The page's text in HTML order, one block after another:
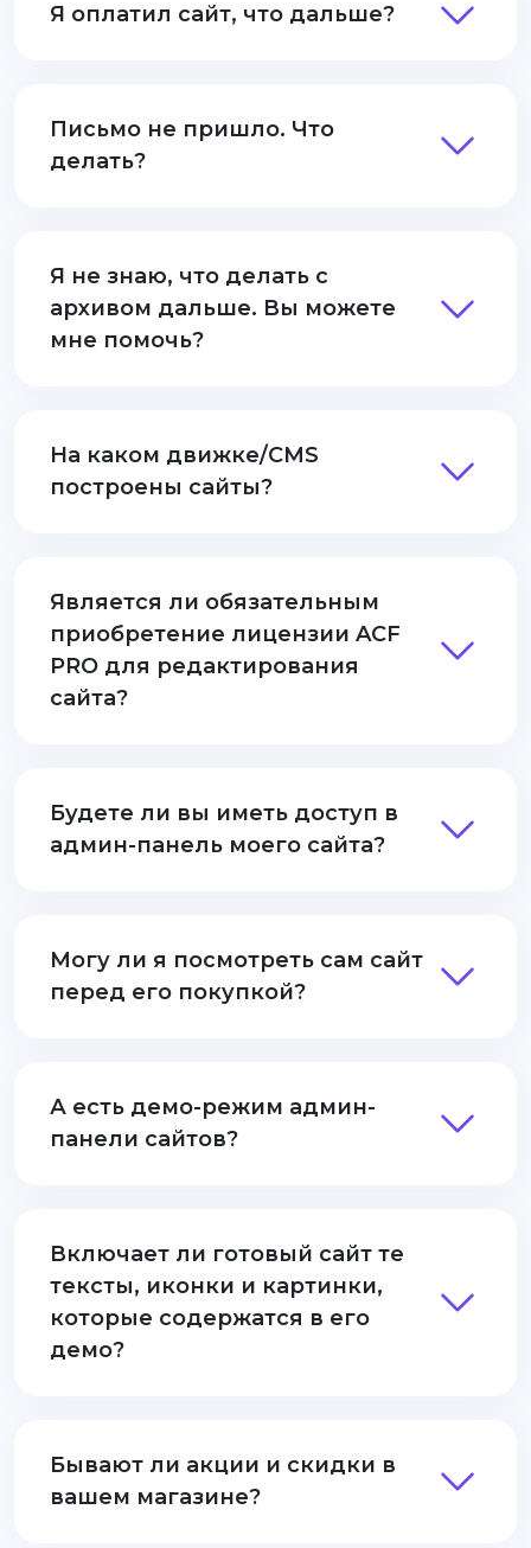
Я оплатил сайт, что дальше?
Письмо не пришло. Что
делать?
Я не знаю, что делать с
архивом дальше. Вы можете
мне помочь?
На каком движке/CMS
построены сайты?
Является ли обязательным
приобретение лицензии ACF
PRO для редактирования
сайта?
Будете ли вы иметь доступ в
админ-панель моего сайта?
Могу ли я посмотреть сам сайт
перед его покупкой?
А есть демо-режим админ-
панели сайтов?
Включает ли готовый сайт те
тексты, иконки и картинки,
которые содержатся в его
демо?
Бывают ли акции и скидки в
вашем магазине?